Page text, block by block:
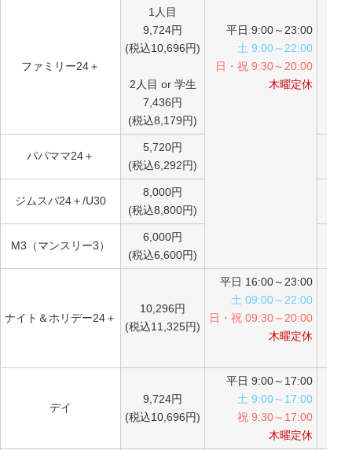
平日 9:00～23:00
土 9:00～22:00
日・祝 9:30～20:00
木曜定休
ファミリー24＋
1人目
9,724円
(税込10,696円)
2人目 or 学生
7,436円
(税込8,179円)
パパママ24＋
5,720円
(税込6,292円)
ジムスパ24＋/U30
8,000円
(税込8,800円)
M3（マンスリー3）
6,000円
(税込6,600円)
ナイト＆ホリデー24＋
10,296円
(税込11,325円)
平日 16:00～23:00
土 09:00～22:00
日・祝 09:30～20:00
木曜定休
デイ
9,724円
(税込10,696円)
平日 9:00～17:00
土 9:00～17:00
祝 9:30～17:00
木曜定休